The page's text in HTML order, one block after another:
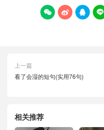
   
上一篇
看了会湿的短句(实用76句)
相关推荐